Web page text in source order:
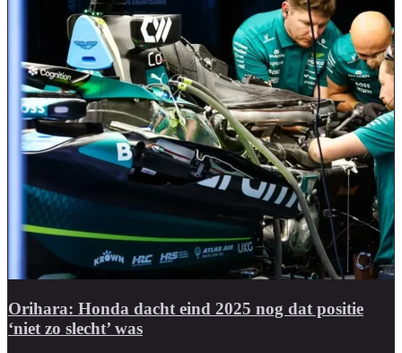
Orihara: Honda dacht eind 2025 nog dat positie
‘niet zo slecht’ was